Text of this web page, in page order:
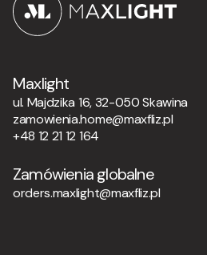
Maxlight
ul. Majdzika 16, 32-050 Skawina
zamowienia.home@maxfliz.pl
+48 12 21 12 164
Zamówienia globalne
orders.maxlight@maxfliz.pl